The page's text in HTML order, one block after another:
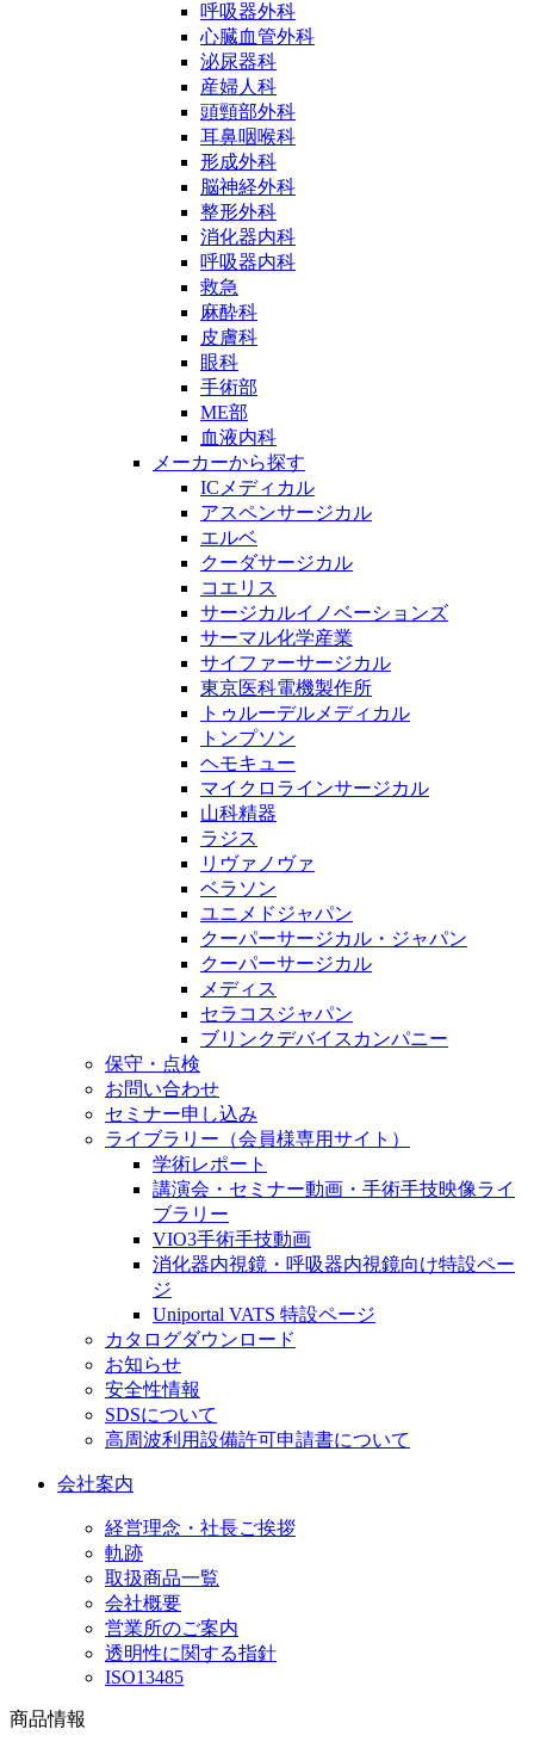
呼吸器外科
心臓血管外科
泌尿器科
産婦人科
頭頸部外科
耳鼻咽喉科
形成外科
脳神経外科
整形外科
消化器内科
呼吸器内科
救急
麻酔科
皮膚科
眼科
手術部
ME部
血液内科
メーカーから探す
ICメディカル
アスペンサージカル
エルベ
クーダサージカル
コエリス
サージカルイノベーションズ
サーマル化学産業
サイファーサージカル
東京医科電機製作所
トゥルーデルメディカル
トンプソン
ヘモキュー
マイクロラインサージカル
山科精器
ラジス
リヴァノヴァ
ベラソン
ユニメドジャパン
クーパーサージカル・ジャパン
クーパーサージカル
メディス
セラコスジャパン
ブリンクデバイスカンパニー
保守・点検
お問い合わせ
セミナー申し込み
ライブラリー（会員様専用サイト）
学術レポート
講演会・セミナー動画・手術手技映像ライ
ブラリー
VIO3手術手技動画
消化器内視鏡・呼吸器内視鏡向け特設ペー
ジ
Uniportal VATS 特設ページ
カタログダウンロード
お知らせ
安全性情報
SDSについて
高周波利用設備許可申請書について
会社案内
経営理念・社長ご挨拶
軌跡
取扱商品一覧
会社概要
営業所のご案内
透明性に関する指針
ISO13485
商品情報